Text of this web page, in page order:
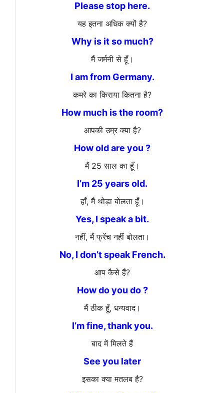
Please stop here.
यह इतना अधिक क्यों है?
Why is it so much?
मैं जर्मनी से हूँ।
I am from Germany.
कमरे का किराया कितना है?
How much is the room?
आपकी उम्र क्या है?
How old are you ?
मैं 25 साल का हूँ।
I’m 25 years old.
हाँ, मैं थोड़ा बोलता हूँ।
Yes, I speak a bit.
नहीं, मैं फ्रेंच नहीं बोलता।
No, I don’t speak French.
आप कैसे हैं?
How do you do ?
मैं ठीक हूँ, धन्यवाद।
I’m fine, thank you.
बाद में मिलते हैं
See you later
इसका क्या मतलब है?